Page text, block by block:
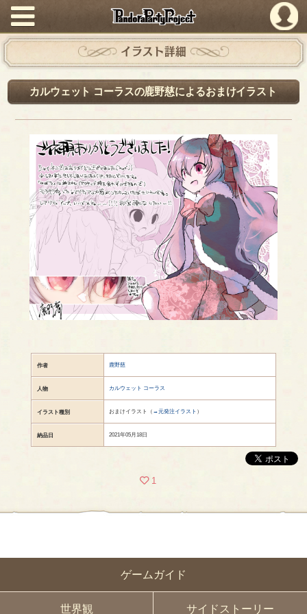
PandoraPartyProject
ゲームガイド
世界観 サイドストーリー
イラスト詳細
カルウェット コーラスの鹿野慈によるおまけイラスト
作者 鹿野慈
人物 カルウェット コーラス
イラスト種別 おまけイラスト（ →元発注イラスト ）
納品日 2021年05月18日
1